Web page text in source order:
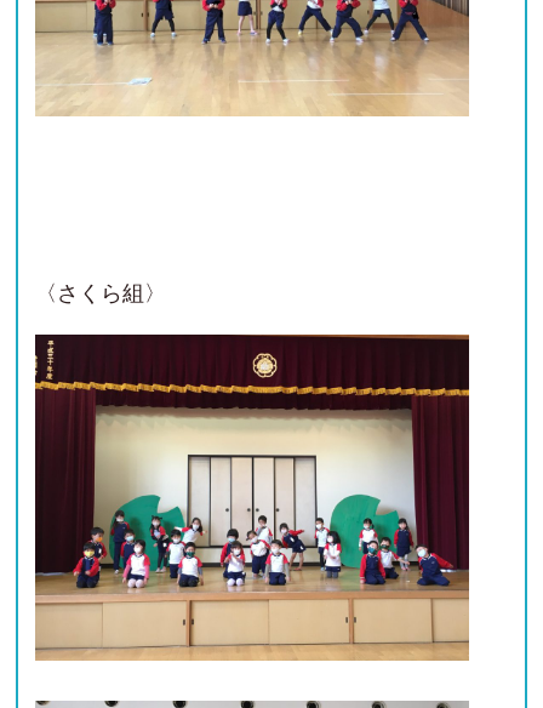
〈さくら組〉